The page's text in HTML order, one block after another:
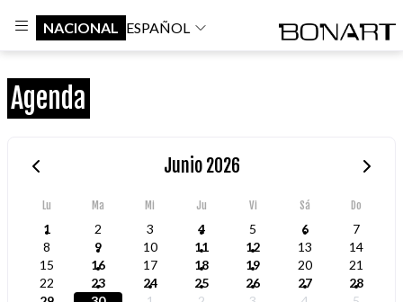
NACIONAL ESPAÑOL
Agenda
Junio 2026
Lu Ma Mi Ju Vi Sá Do
1 2 3 4 5 6
7
8
9 10 11 12 13
14
15
16 17 18 19 20
21
22
23 24 25 26 27
28